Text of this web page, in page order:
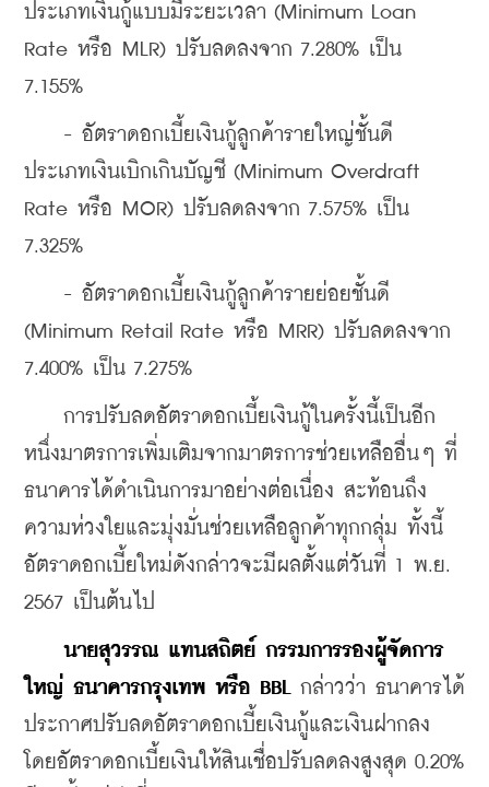
ประเภทเงินกู้แบบมีระยะเวลา (Minimum Loan
Rate หรือ MLR) ปรับลดลงจาก 7.280% เป็น
7.155%
- อัตราดอกเบี้ยเงินกู้ลูกค้ารายใหญ่ชั้นดี
ประเภทเงินเบิกเกินบัญชี (Minimum Overdraft
Rate หรือ MOR) ปรับลดลงจาก 7.575% เป็น
7.325%
- อัตราดอกเบี้ยเงินกู้ลูกค้ารายย่อยชั้นดี
(Minimum Retail Rate หรือ MRR) ปรับลดลงจาก
7.400% เป็น 7.275%
การปรับลดอัตราดอกเบี้ยเงินกู้ในครั้งนี้เป็นอีก
หนึ่งมาตรการเพิ่มเติมจากมาตรการช่วยเหลืออื่นๆ ที่
ธนาคารได้ดำเนินการมาอย่างต่อเนื่อง สะท้อนถึง
ความห่วงใยและมุ่งมั่นช่วยเหลือลูกค้าทุกกลุ่ม ทั้งนี้
อัตราดอกเบี้ยใหม่ดังกล่าวจะมีผลตั้งแต่วันที่ 1 พ.ย.
2567 เป็นต้นไป
นายสุวรรณ แทนสถิตย์ กรรมการรองผู้จัดการ
ใหญ่ ธนาคารกรุงเทพ หรือ BBL กล่าวว่า ธนาคารได้
ประกาศปรับลดอัตราดอกเบี้ยเงินกู้และเงินฝากลง
โดยอัตราดอกเบี้ยเงินให้สินเชื่อปรับลดลงสูงสุด 0.20%